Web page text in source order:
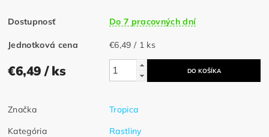
Dostupnosť Do 7 pracovných dní
Jednotková cena €6,49 / 1 ks
€6,49/ ks
Značka
Tropica
Kategória
Rastliny